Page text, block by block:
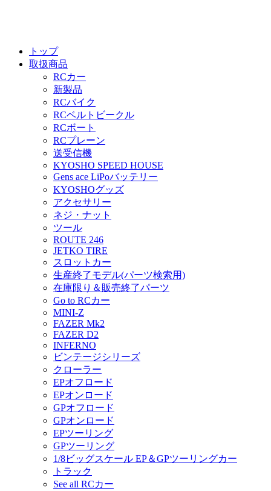
トップ
取扱商品
RCカー
新製品
RCバイク
RCベルトビークル
RCボート
RCプレーン
送受信機
KYOSHO SPEED HOUSE
Gens ace LiPoバッテリー
KYOSHOグッズ
アクセサリー
ネジ・ナット
ツール
ROUTE 246
JETKO TIRE
スロットカー
生産終了モデル(パーツ検索用)
在庫限り＆販売終了パーツ
Go to RCカー
MINI-Z
FAZER Mk2
FAZER D2
INFERNO
ビンテージシリーズ
クローラー
EPオフロード
EPオンロード
GPオフロード
GPオンロード
EPツーリング
GPツーリング
1/8ビッグスケール EP＆GPツーリングカー
トラック
See all RCカー